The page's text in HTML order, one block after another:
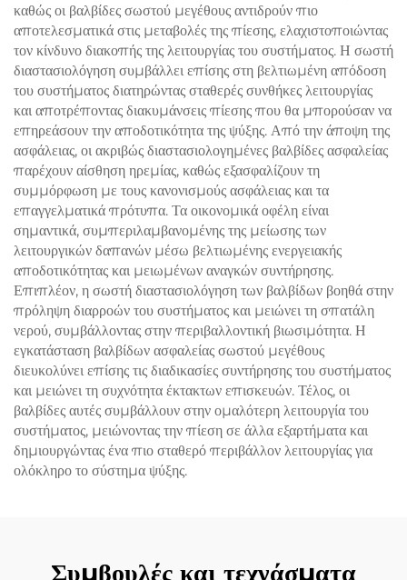
καθώς οι βαλβίδες σωστού μεγέθους αντιδρούν πιο
αποτελεσματικά στις μεταβολές της πίεσης, ελαχιστοποιώντας
τον κίνδυνο διακοπής της λειτουργίας του συστήματος. Η σωστή
διαστασιολόγηση συμβάλλει επίσης στη βελτιωμένη απόδοση
του συστήματος διατηρώντας σταθερές συνθήκες λειτουργίας
και αποτρέποντας διακυμάνσεις πίεσης που θα μπορούσαν να
επηρεάσουν την αποδοτικότητα της ψύξης. Από την άποψη της
ασφάλειας, οι ακριβώς διαστασιολογημένες βαλβίδες ασφαλείας
παρέχουν αίσθηση ηρεμίας, καθώς εξασφαλίζουν τη
συμμόρφωση με τους κανονισμούς ασφάλειας και τα
επαγγελματικά πρότυπα. Τα οικονομικά οφέλη είναι
σημαντικά, συμπεριλαμβανομένης της μείωσης των
λειτουργικών δαπανών μέσω βελτιωμένης ενεργειακής
αποδοτικότητας και μειωμένων αναγκών συντήρησης.
Επιπλέον, η σωστή διαστασιολόγηση των βαλβίδων βοηθά στην
πρόληψη διαρροών του συστήματος και μειώνει τη σπατάλη
νερού, συμβάλλοντας στην περιβαλλοντική βιωσιμότητα. Η
εγκατάσταση βαλβίδων ασφαλείας σωστού μεγέθους
διευκολύνει επίσης τις διαδικασίες συντήρησης του συστήματος
και μειώνει τη συχνότητα έκτακτων επισκευών. Τέλος, οι
βαλβίδες αυτές συμβάλλουν στην ομαλότερη λειτουργία του
συστήματος, μειώνοντας την πίεση σε άλλα εξαρτήματα και
δημιουργώντας ένα πιο σταθερό περιβάλλον λειτουργίας για
ολόκληρο το σύστημα ψύξης.
Συμβουλές και τεχνάσματα